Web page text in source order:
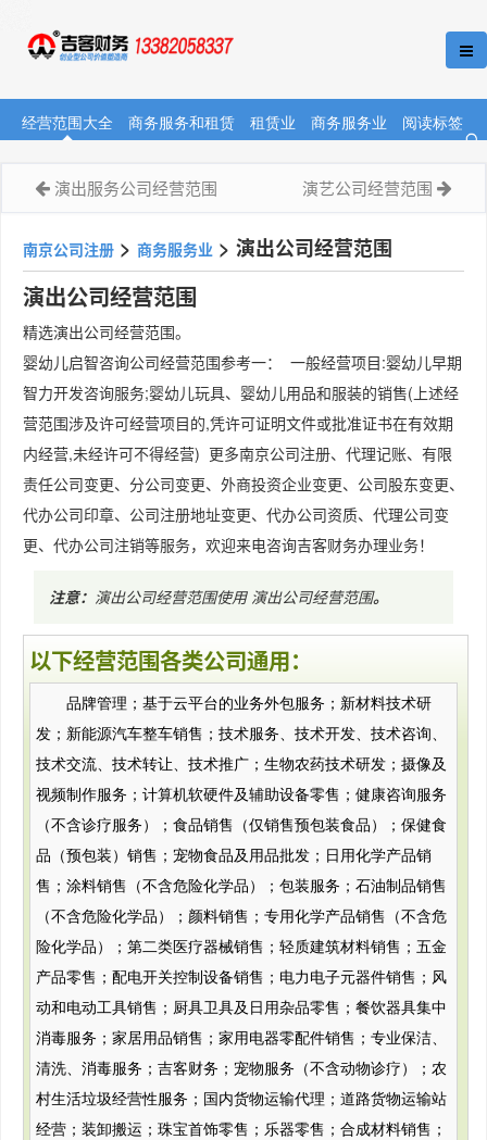
经营范围大全 商务服务和租赁 租赁业 商务服务业 阅读标签
演出服务公司经营范围 演艺公司经营范围
南京公司注册 > 商务服务业 > 演出公司经营范围
演出公司经营范围
精选演出公司经营范围。
婴幼儿启智咨询公司经营范围参考一： 一般经营项目:婴幼儿早期
智力开发咨询服务;婴幼儿玩具、婴幼儿用品和服装的销售(上述经
营范围涉及许可经营项目的,凭许可证明文件或批准证书在有效期
内经营,未经许可不得经营) 更多南京公司注册、代理记账、有限
责任公司变更、分公司变更、外商投资企业变更、公司股东变更、
代办公司印章、公司注册地址变更、代办公司资质、代理公司变
更、代办公司注销等服务，欢迎来电咨询吉客财务办理业务！
注意： 演出公司经营范围使用 演出公司经营范围。
以下经营范围各类公司通用：
品牌管理；基于云平台的业务外包服务；新材料技术研
发；新能源汽车整车销售；技术服务、技术开发、技术咨询、
技术交流、技术转让、技术推广；生物农药技术研发；摄像及
视频制作服务；计算机软硬件及辅助设备零售；健康咨询服务
（不含诊疗服务）；食品销售（仅销售预包装食品）；保健食
品（预包装）销售；宠物食品及用品批发；日用化学产品销
售；涂料销售（不含危险化学品）；包装服务；石油制品销售
（不含危险化学品）；颜料销售；专用化学产品销售（不含危
险化学品）；第二类医疗器械销售；轻质建筑材料销售；五金
产品零售；配电开关控制设备销售；电力电子元器件销售；风
动和电动工具销售；厨具卫具及日用杂品零售；餐饮器具集中
消毒服务；家居用品销售；家用电器零配件销售；专业保洁、
清洗、消毒服务；吉客财务；宠物服务（不含动物诊疗）；农
村生活垃圾经营性服务；国内货物运输代理；道路货物运输站
经营；装卸搬运；珠宝首饰零售；乐器零售；合成材料销售；